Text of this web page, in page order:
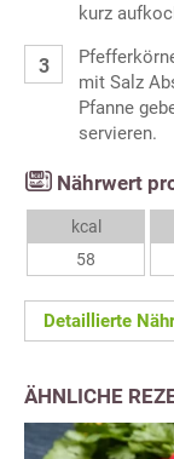
kurz
mit Salz
Pfanne
servieren.
Nährwert
kcal
58
Detaillierte
ÄHNLICHE